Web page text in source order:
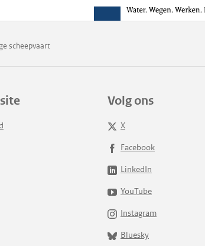
scheepvaart
Volg ons
X
Facebook
LinkedIn
YouTube
Instagram
Bluesky